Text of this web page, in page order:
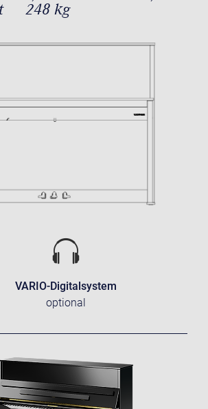
248 kg
VARIO-Digitalsystem
optional